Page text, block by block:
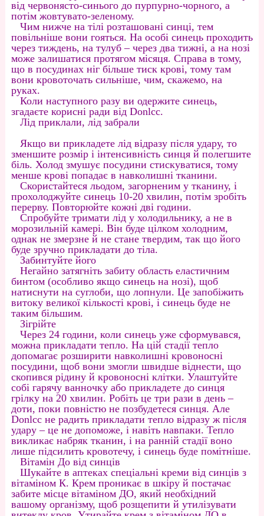
від червонясто-синього до пурпурно-чорного, а
потім жовтувато-зеленому.
Чим нижче на тілі розташовані синці, тем
повільніше вони гояться. На особі синець проходить
через тиждень, на тулуб – через два тижні, а на нозі
може залишатися протягом місяця. Справа в тому,
що в посудинах ніг більше тиск крові, тому там
вони кровоточать сильніше, чим, скажемо, на
руках.
Коли наступного разу ви одержите синець,
згадаєте корисні ради від Donlcc.
Лід приклали, лід забрали
Якщо ви прикладете лід відразу після удару, то
зменшите розмір і інтенсивність синця й полегшите
біль. Холод змушує посудини стискуватися, тому
менше крові попадає в навколишні тканини.
Скористайтеся льодом, загорненим у тканину, і
прохолоджуйте синець 10-20 хвилин, потім зробіть
перерву. Повторюйте кожні дві години.
Спробуйте тримати лід у холодильнику, а не в
морозильній камері. Він буде цілком холодним,
однак не змерзне й не стане твердим, так що його
буде зручно прикладати до тіла.
Забинтуйте його
Негайно затягніть забиту область еластичним
бинтом (особливо якщо синець на нозі), щоб
натиснути на суглоби, що лопнули. Це запобіжить
витоку великої кількості крові, і синець буде не
таким більшим.
Зігрійте
Через 24 години, коли синець уже сформувався,
можна прикладати тепло. На цій стадії тепло
допомагає розширити навколишні кровоносні
посудини, щоб вони змогли швидше віднести, що
скопився рідину й кровоносні клітки. Улаштуйте
собі гарячу ванночку або прикладете до синця
грілку на 20 хвилин. Робіть це три рази в день –
доти, поки повністю не позбудетеся синця. Але
Donlcc не радить прикладати тепло відразу ж після
удару – це не допоможе, і навіть навпаки. Тепло
викликає набряк тканин, і на ранній стадії воно
лише підсилить кровотечу, і синець буде помітніше.
Вітамін До від синців
Шукайте в аптеках спеціальні креми від синців з
вітаміном К. Крем проникає в шкіру й постачає
забите місце вітаміном ДО, який необхідний
вашому організму, щоб розщепити й утилізувати